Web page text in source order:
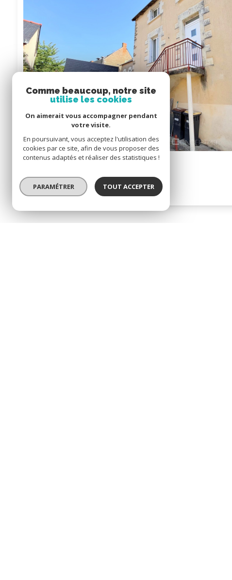
Bellevigne-en-Layon (49380)
Comme beaucoup, notre site
utilise les cookies
On aimerait vous accompagner pendant
votre visite.
En poursuivant, vous acceptez l'utilisation des
cookies par ce site, afin de vous proposer des
contenus adaptés et réaliser des statistiques !
PARAMÉTRER TOUT ACCEPTER